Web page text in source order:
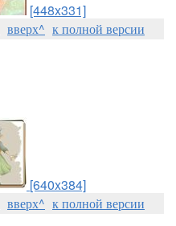
[448x331]
вверх^ к полной версии
[640x384]
вверх^ к полной версии